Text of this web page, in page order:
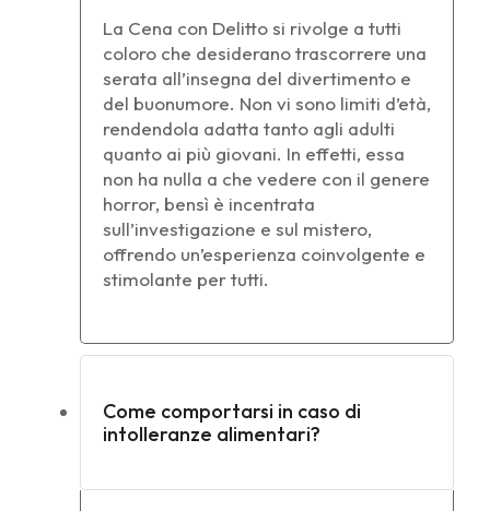
La Cena con Delitto si rivolge a tutti
coloro che desiderano trascorrere una
serata all’insegna del divertimento e
del buonumore. Non vi sono limiti d’età,
rendendola adatta tanto agli adulti
quanto ai più giovani. In effetti, essa
non ha nulla a che vedere con il genere
horror, bensì è incentrata
sull’investigazione e sul mistero,
offrendo un’esperienza coinvolgente e
stimolante per tutti.
Come comportarsi in caso di
intolleranze alimentari?